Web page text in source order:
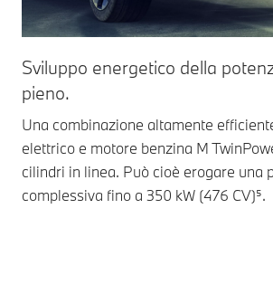
Sviluppo energetico della
pieno.
Una combinazione altamente
elettrico e motore benzina M
cilindri in linea. Può cioè erogare una
complessiva fino a 350 kW (476 CV)⁵.